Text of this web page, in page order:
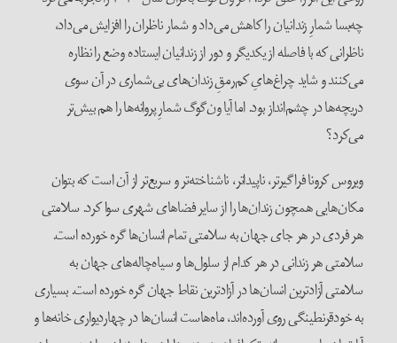
چه‌بسا شمارِ زندانیان را کاهش می‌داد و شمار ناظران را افزایش می‌داد،
ناظرانی که با فاصله از یکدیگر و دور از زندانیان ایستاده وضع را نظاره
می‌کنند و شاید چراغ‌هایِ کم‌رمقِ زندان‌های بی‌شماری در آن سوی
دریچه‌ها در چشم‌انداز بود. اما آیا ون‌گوگ شمارِ پروانه‌ها را هم بیش‌تر
می‌کرد؟
ویروس کرونا فراگیرتر، ناپیداتر، ناشناخته‌تر و سریع‌تر از آن است که بتوان
مکان‌هایی همچون زندان‌ها را از سایر فضاهای شهری سوا کرد. سلامتی
هر فردی در هر جای جهان به سلامتی تمام انسان‌ها گره خورده است.
سلامتی هر زندانی در هر کدام از سلول‌ها و سیاه‌چاله‌های جهان به
سلامتی آزادترین انسان‌ها در آزادترین نقاط جهان گره خورده است. بسیاری
به خودقرنطینگی روی آورده‌اند، ماه‌هاست انسان‌ها در چهاردیواری‌ خانه‌ها و